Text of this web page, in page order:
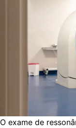
O exame de